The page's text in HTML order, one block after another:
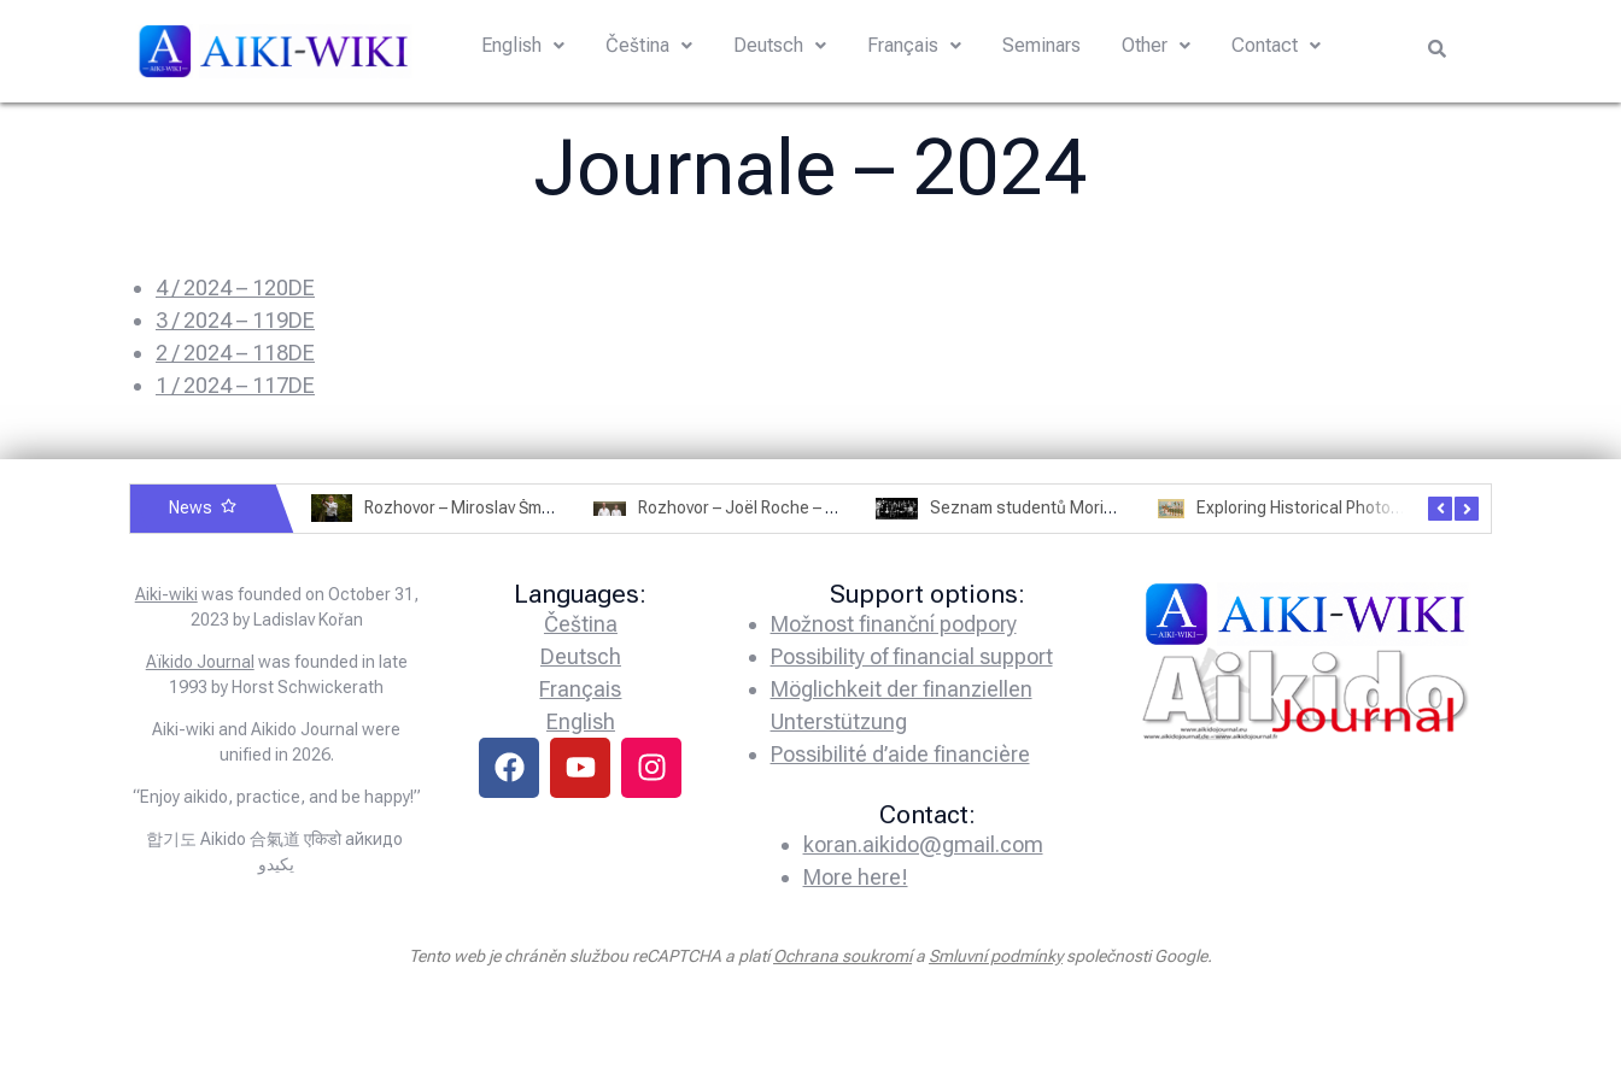
English Čeština Deutsch Français Seminars Other Contact
Journale – 2024
4 / 2024 – 120DE
3 / 2024 – 119DE
2 / 2024 – 118DE
1 / 2024 – 117DE
News Rozhovor – Miroslav Šmíd – 22.3.2025 Rozhovor – Joël Roche – 12.4.2025 – Praha, Karlín Seznam studentů Moriheie Ueshiby Exploring Historical Photos – Postcard from the Kwantung Army
Aiki-wiki was founded on October 31,
2023 by Ladislav Kořan
Aïkido Journal was founded in late
1993 by Horst Schwickerath
Aiki-wiki and Aikido Journal were
unified in 2026.
“Enjoy aikido, practice, and be happy!”
합기도 Aikido 合氣道 एकिडो айкидо
يكيدو
Languages:
Čeština
Deutsch
Français
English
Support options:
Možnost finanční podpory
Possibility of financial support
Möglichkeit der finanziellen
Unterstützung
Possibilité d’aide financière
Contact:
koran.aikido@gmail.com
More here!
Tento web je chráněn službou reCAPTCHA a platíOchrana soukromía Smluvní podmínkyspolečnosti Google.